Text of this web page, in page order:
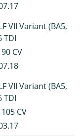
VII Variant (BA5,
TDI
CV
VII Variant (BA5,
TDI
CV